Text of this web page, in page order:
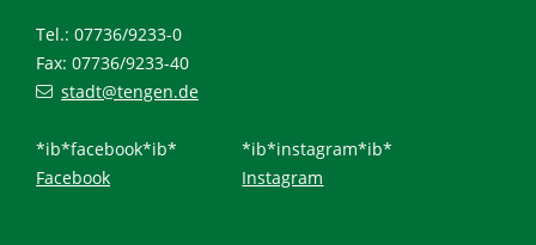
Tel.: 07736/9233-0
Fax: 07736/9233-40
stadt@tengen.de
*ib*facebook*ib*
Facebook
*ib*instagram*ib*
Instagram